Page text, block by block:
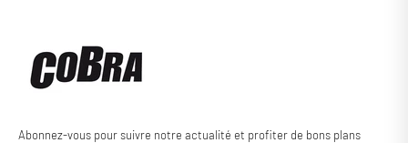
Abonnez-vous pour suivre notre actualité et profiter de bons plans